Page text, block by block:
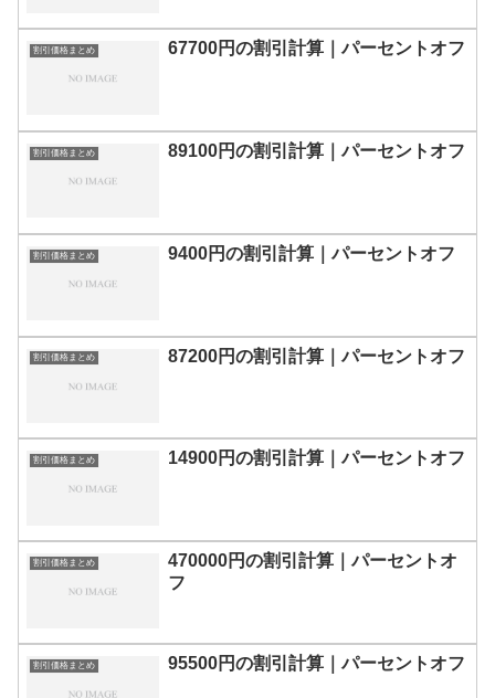
割引価格まとめ 67700円の割引計算｜パーセントオフ
割引価格まとめ 89100円の割引計算｜パーセントオフ
割引価格まとめ 9400円の割引計算｜パーセントオフ
割引価格まとめ 87200円の割引計算｜パーセントオフ
割引価格まとめ 14900円の割引計算｜パーセントオフ
割引価格まとめ
470000円の割引計算｜パーセントオ
フ
割引価格まとめ 95500円の割引計算｜パーセントオフ